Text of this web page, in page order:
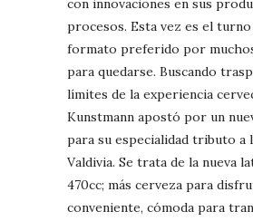
con innovaciones en sus
procesos. Esta vez es el turno
formato preferido por
para quedarse. Buscando
límites de la experiencia
Kunstmann apostó por un
para su especialidad tributo a
Valdivia. Se trata de la nueva
470cc; más cerveza para
conveniente, cómoda para